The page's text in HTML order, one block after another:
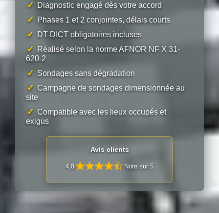
✓ Diagnostic engagé dès votre accord
✓ Phases 1 et 2 conjointes, délais courts
✓ DT-DICT obligatoires incluses
✓
Réalisé selon la norme AFNOR NF X 31-
620-2
✓ Sondages sans dégradation
✓ Campagne de sondages dimensionnée au
site
✓ Compatible avec les lieux occupés et
exigus
Avis clients
4,8 Note sur 5